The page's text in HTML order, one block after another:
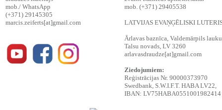
mob./ WhatsApp
(+371) 29145305
marcis.zeiferts[at]gmail.com
mob. (+371) 29405538
LATVIJAS EVAŅĢĒLISKI
Ārlavas baznīca, Valdemārpils
Talsu novads, LV 3260
arlavasdraudze[at]gmail.com
Ziedojumiem:
Reģistrācijas Nr. 90000373970
Swedbank, S.W.I.F.T. HABA LV22,
IBAN: LV75HABA0551001982414